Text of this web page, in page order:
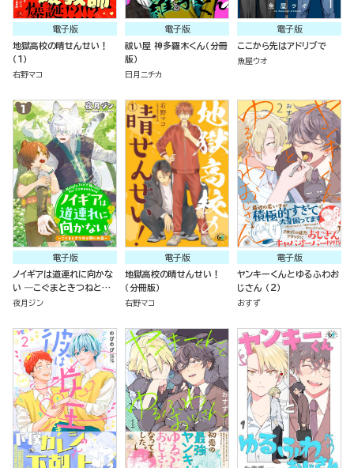
電子版
地獄高校の晴せんせい！
（1）
右野マコ
電子版
祓い屋 神多羅木くん（分冊
版）
日月ニチカ
電子版
ここから先はアドリブで
魚屋ウオ
電子版
ノイギアは道連れに向かな
い ―こぐまときつねと願
いの器―（分冊版）
夜月ジン
電子版
地獄高校の晴せんせい！
（分冊版）
右野マコ
電子版
ヤンキーくんとゆるふわお
じさん （2）
おすず